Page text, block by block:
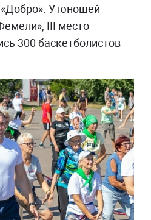
У юношей
III место –
300 баскетболистов